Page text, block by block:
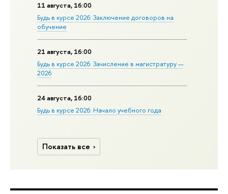
11 августа, 16:00
Будь в курсе 2026: Заключение договоров на
обучение
21 августа, 16:00
Будь в курсе 2026: Зачисление в магистратуру —
2026
24 августа, 16:00
Будь в курсе 2026: Начало учебного года
Показать все